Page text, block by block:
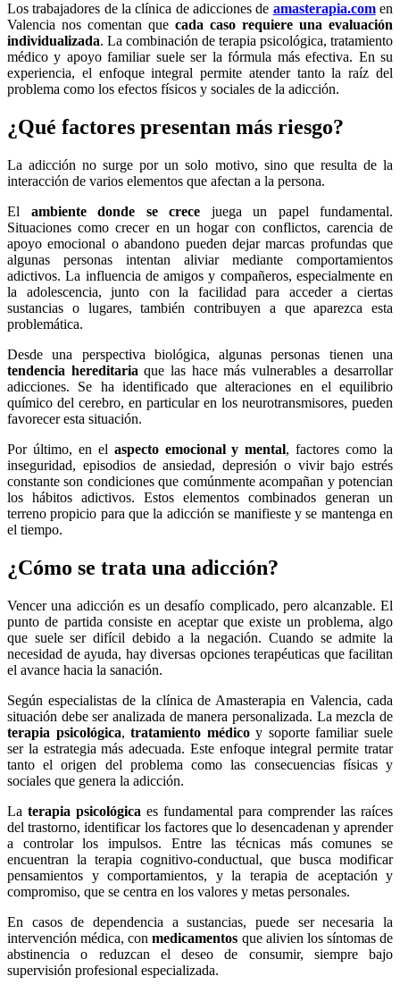
Los trabajadores de la clínica de adicciones de amasterapia.comen
Valencia nos comentan que cada caso requiere una evaluación
individualizada. La combinación de terapia psicológica, tratamiento
médico y apoyo familiar suele ser la fórmula más efectiva. En su
experiencia, el enfoque integral permite atender tanto la raíz del
problema como los efectos físicos y sociales de la adicción.
¿Qué factores presentan más riesgo?
La adicción no surge por un solo motivo, sino que resulta de la
interacción de varios elementos que afectan a la persona.
El ambiente donde se crece juega un papel fundamental.
Situaciones como crecer en un hogar con conflictos, carencia de
apoyo emocional o abandono pueden dejar marcas profundas que
algunas personas intentan aliviar mediante comportamientos
adictivos. La influencia de amigos y compañeros, especialmente en
la adolescencia, junto con la facilidad para acceder a ciertas
sustancias o lugares, también contribuyen a que aparezca esta
problemática.
Desde una perspectiva biológica, algunas personas tienen una
tendencia hereditaria que las hace más vulnerables a desarrollar
adicciones. Se ha identificado que alteraciones en el equilibrio
químico del cerebro, en particular en los neurotransmisores, pueden
favorecer esta situación.
Por último, en el aspecto emocional y mental, factores como la
inseguridad, episodios de ansiedad, depresión o vivir bajo estrés
constante son condiciones que comúnmente acompañan y potencian
los hábitos adictivos. Estos elementos combinados generan un
terreno propicio para que la adicción se manifieste y se mantenga en
el tiempo.
¿Cómo se trata una adicción?
Vencer una adicción es un desafío complicado, pero alcanzable. El
punto de partida consiste en aceptar que existe un problema, algo
que suele ser difícil debido a la negación. Cuando se admite la
necesidad de ayuda, hay diversas opciones terapéuticas que facilitan
el avance hacia la sanación.
Según especialistas de la clínica de Amasterapia en Valencia, cada
situación debe ser analizada de manera personalizada. La mezcla de
terapia psicológica,tratamiento médicoy soporte familiar suele
ser la estrategia más adecuada. Este enfoque integral permite tratar
tanto el origen del problema como las consecuencias físicas y
sociales que genera la adicción.
La terapia psicológica es fundamental para comprender las raíces
del trastorno, identificar los factores que lo desencadenan y aprender
a controlar los impulsos. Entre las técnicas más comunes se
encuentran la terapia cognitivo-conductual, que busca modificar
pensamientos y comportamientos, y la terapia de aceptación y
compromiso, que se centra en los valores y metas personales.
En casos de dependencia a sustancias, puede ser necesaria la
intervención médica, conmedicamentos que alivien los síntomas de
abstinencia o reduzcan el deseo de consumir, siempre bajo
supervisión profesional especializada.